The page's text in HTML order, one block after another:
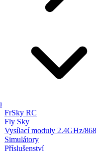
FrSky RC
Fly Sky
Vysílací moduly 2.4GHz/
Simulátory
Příslušenství